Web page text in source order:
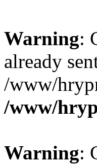
Warning:
already
/www/
/www/
Warning: